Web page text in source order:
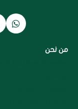
من نحن